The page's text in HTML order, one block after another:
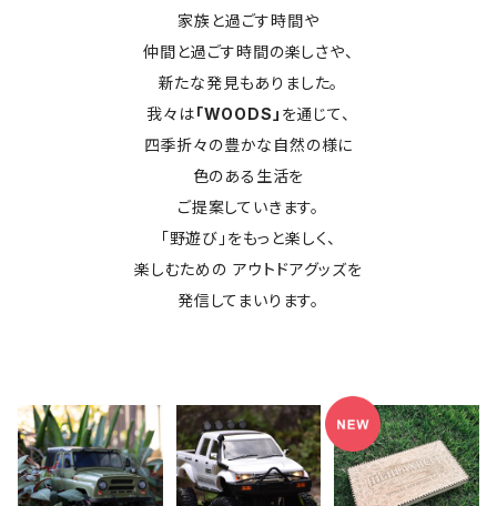
家族と過ごす時間や
仲間と過ごす時間の楽しさや、
新たな発見もありました。
我々は「WOODS」 を通じて、
四季折々の豊かな自然の様に
色のある生活を
ご提案していきます。
「野遊び」をもっと楽しく、
楽しむための アウトドアグッズを
発信してまいります。